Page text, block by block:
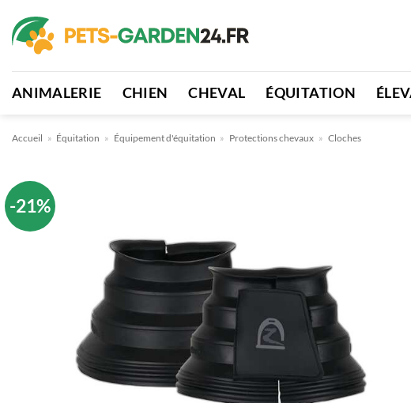
au
contenu
ANIMALERIE CHIEN CHEVAL ÉQUITATION
Accueil » Équitation » Équipement d'équitation » Protections chevaux » Cloches
-21%